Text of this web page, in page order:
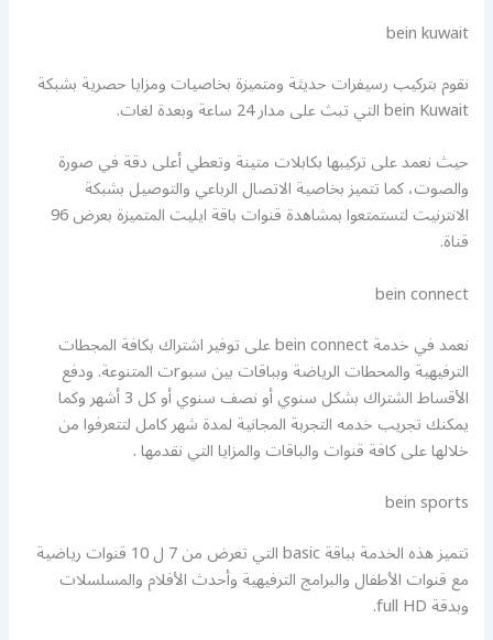
bein kuwait
نقوم بتركيب رسيفرات حديثة ومتميزة بخاصيات ومزايا حصرية بشبكة
bein Kuwait التي تبث على مدار 24 ساعة وبعدة لغات.
حيث نعمد على تركيبها بكابلات متينة وتعطي أعلى دقة في صورة
والصوت، كما تتميز بخاصية الاتصال الرباعي والتوصيل بشبكة
الانترنيت لتستمتعوا بمشاهدة قنوات باقة ايليت المتميزة بعرض 96
قناة.
bein connect
نعمد في خدمة bein connect على توفير اشتراك بكافة المجطات
الترفيهية والمحطات الرياضة وبباقات بين سبوrت المتنوعة. ودفع
الأقساط الشتراك بشكل سنوي أو نصف سنوي أو كل 3 أشهر وكما
يمكنك تجريب خدمه التجربة المجانية لمدة شهر كامل لتتعرفوا من
خلالها على كافة قنوات والباقات والمزايا التي نقدمها .
bein sports
تتميز هذه الخدمة بباقة basic التي تعرض من 7 ل 10 قنوات رياضية
مع قنوات الأطفال والبرامج الترفيهية وأحدث الأفلام والمسلسلات
وبدقة full HD.